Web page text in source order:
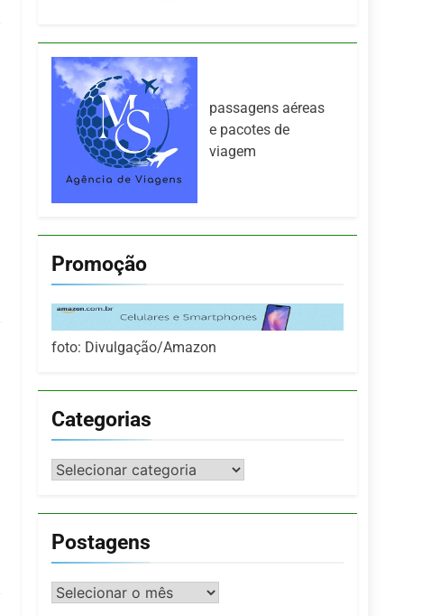
passagens aéreas
e pacotes de
viagem
Promoção
foto: Divulgação/Amazon
Categorias
Categorias
Postagens
Postagens